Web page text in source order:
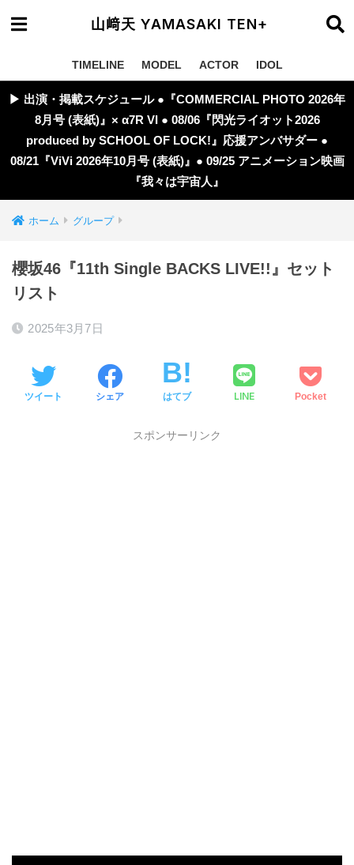
山﨑天 YAMASAKI TEN+
TIMELINE MODEL ACTOR IDOL
▶︎ 出演・掲載スケジュール ●『COMMERCIAL PHOTO 2026年
8月号 (表紙)』× α7R VI ● 08/06『閃光ライオット2026
produced by SCHOOL OF LOCK!』応援アンバサダー ●
08/21『ViVi 2026年10月号 (表紙)』● 09/25 アニメーション映画
『我々は宇宙人』
ホーム グループ
櫻坂46『11th Single BACKS LIVE!!』セット
リスト
2025年3月7日
ツイート シェア はてブ LINE Pocket
スポンサーリンク